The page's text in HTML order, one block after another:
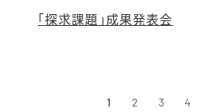
「探求課題」成果発表会
1 2 3 4